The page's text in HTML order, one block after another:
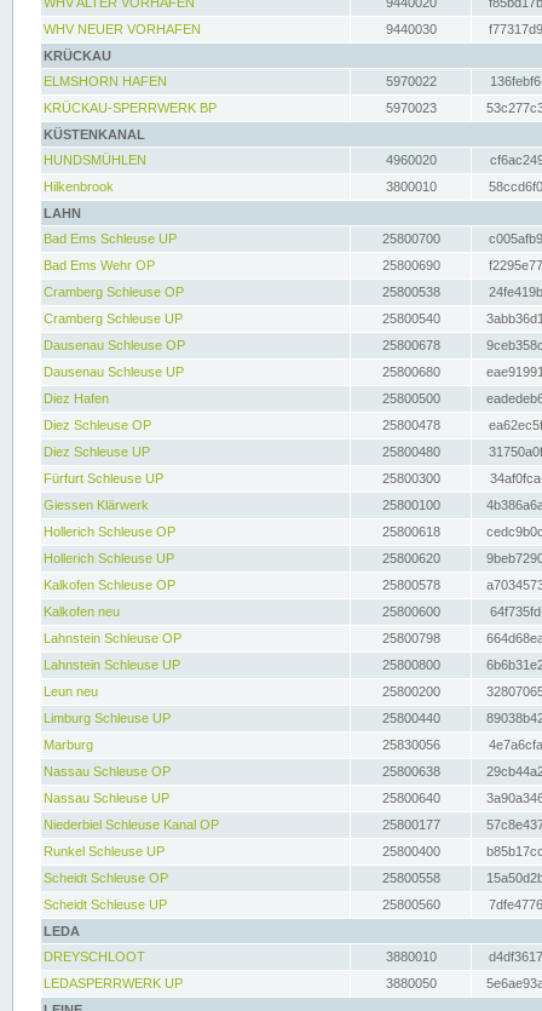
WHV NEUER VORHAFEN
9440030
KRÜCKAU
ELMSHORN HAFEN
5970022
KRÜCKAU-SPERRWERK BP
5970023
KÜSTENKANAL
HUNDSMÜHLEN
4960020
Hilkenbrook
3800010
LAHN
Bad Ems Schleuse UP
25800700
Bad Ems Wehr OP
25800690
Cramberg Schleuse OP
25800538
Cramberg Schleuse UP
25800540
Dausenau Schleuse OP
25800678
Dausenau Schleuse UP
25800680
Diez Hafen
25800500
Diez Schleuse OP
25800478
Diez Schleuse UP
25800480
Fürfurt Schleuse UP
25800300
Giessen Klärwerk
25800100
Hollerich Schleuse OP
25800618
Hollerich Schleuse UP
25800620
Kalkofen Schleuse OP
25800578
Kalkofen neu
25800600
Lahnstein Schleuse OP
25800798
Lahnstein Schleuse UP
25800800
Leun neu
25800200
Limburg Schleuse UP
25800440
Marburg
25830056
Nassau Schleuse OP
25800638
Nassau Schleuse UP
25800640
Niederbiel Schleuse Kanal OP
25800177
Runkel Schleuse UP
25800400
Scheidt Schleuse OP
25800558
Scheidt Schleuse UP
25800560
LEDA
DREYSCHLOOT
3880010
LEDASPERRWERK UP
3880050